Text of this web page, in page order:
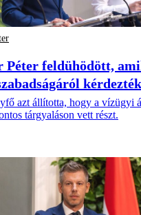
Péter feldühödött,
azt állította, hogy a vízügyi
tárgyaláson vett részt.